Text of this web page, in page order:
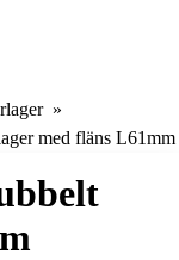
med fläns L61mm